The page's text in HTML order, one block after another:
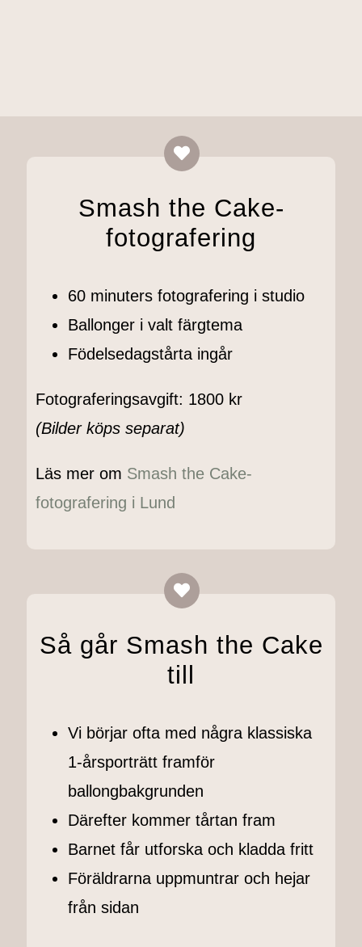
Smash the Cake-
fotografering
60 minuters fotografering i studio
Ballonger i valt färgtema
Födelsedagstårta ingår
Fotograferingsavgift: 1800 kr
(Bilder köps separat)
Läs mer om Smash the Cake-
fotografering i Lund
Så går Smash the Cake
till
Vi börjar ofta med några klassiska
1-årsporträtt framför
ballongbakgrunden
Därefter kommer tårtan fram
Barnet får utforska och kladda fritt
Föräldrarna uppmuntrar och hejar
från sidan